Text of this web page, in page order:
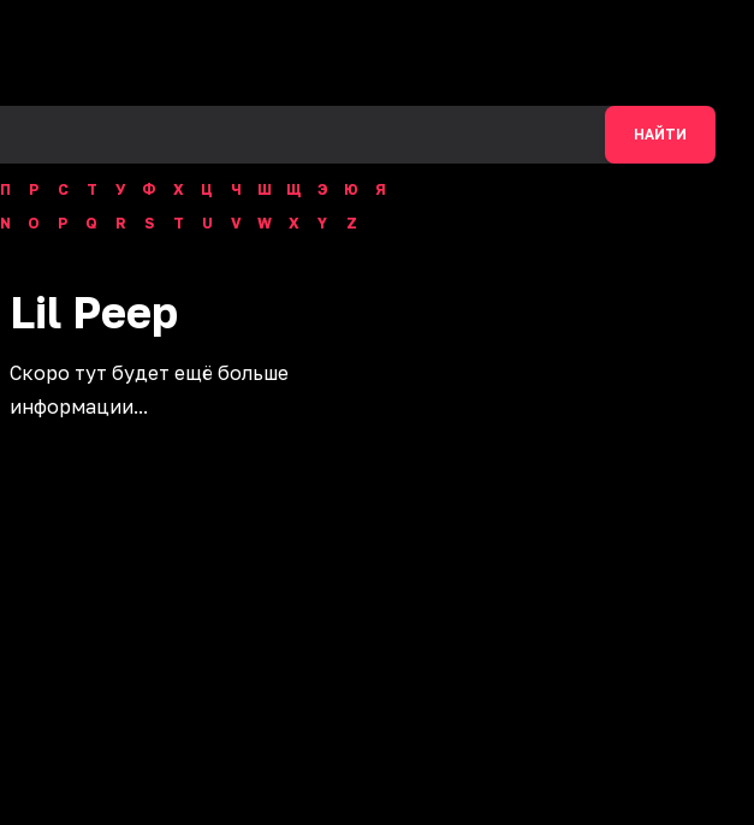
НАЙТИ
П Р С Т У Ф Х Ц Ч Ш Щ Э Ю
Я
N O P Q R S T U V W X Y Z
Lil Peep
Скоро тут будет ещё больше
информации...